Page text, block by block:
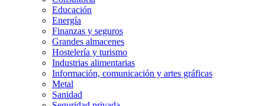
Educación
Energía
Finanzas y seguros
Grandes almacenes
Hostelería y turismo
Industrias alimentarias
Información, comunicación y artes gráficas
Metal
Sanidad